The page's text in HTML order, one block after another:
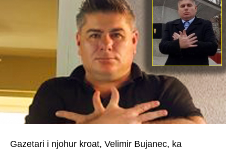
Gazetari i njohur kroat, Velimir Bujanec, ka